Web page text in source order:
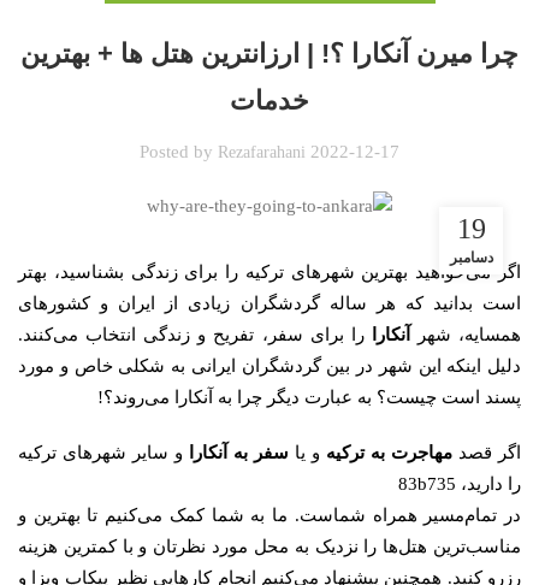
چرا میرن آنکارا ؟! | ارزانترین هتل ها + بهترین
خدمات
2022-12-17
Posted by Rezafarahani
19
دسامبر
اگر می‌خواهید بهترین شهرهای ترکیه را برای زندگی بشناسید، بهتر
است بدانید که هر ساله گردشگران زیادی از ایران و کشورهای
همسایه، شهر
آنکارا
را برای سفر، تفریح و زندگی انتخاب می‌کنند.
دلیل اینکه این شهر در بین گردشگران ایرانی به شکلی خاص و مورد
پسند است چیست؟ به عبارت دیگر چرا به آنکارا می‌روند؟!
اگر قصد مهاجرت به ترکیه و یا سفر به آنکارا
و سایر شهرهای ترکیه
را دارید، 83b735
در تمام‌مسیر همراه شماست. ما به شما کمک می‌کنیم تا بهترین و
مناسب‌ترین هتل‌ها را نزدیک به محل مورد نظرتان و با کمترین هزینه
رزرو کنید. همچنین پیشنهاد می‌کنیم انجام کارهایی نظیر پیکاپ ویزا و